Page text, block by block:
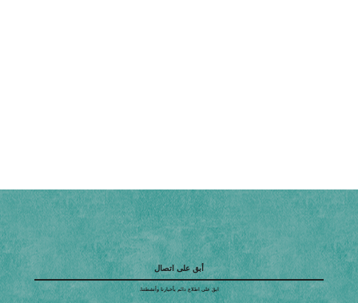
أبق على اتصال
ابقَ على اطلاع دائم بأخبارنا وأنشطتنا.